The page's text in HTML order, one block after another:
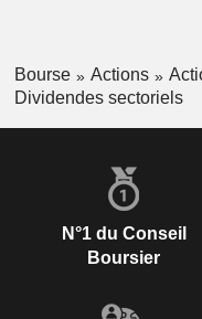
Bourse Actions
Dividendes sectoriels
N°1 du Conseil
Boursier